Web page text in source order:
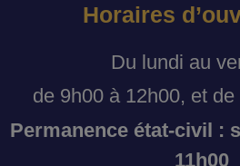
Horaires
Du lundi au
de 9h00 à 12h00, et
Permanence état-civil :
11h00